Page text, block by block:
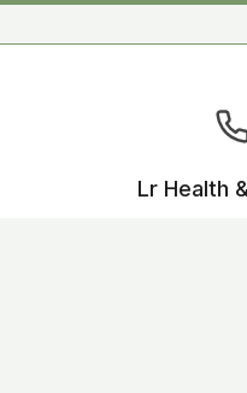
autocomplete results
Lr Health